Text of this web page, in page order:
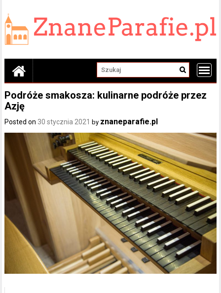
content
Podróże smakosza: kulinarne podróże przez
Azję
Posted on 30 stycznia 2021 by znaneparafie.pl